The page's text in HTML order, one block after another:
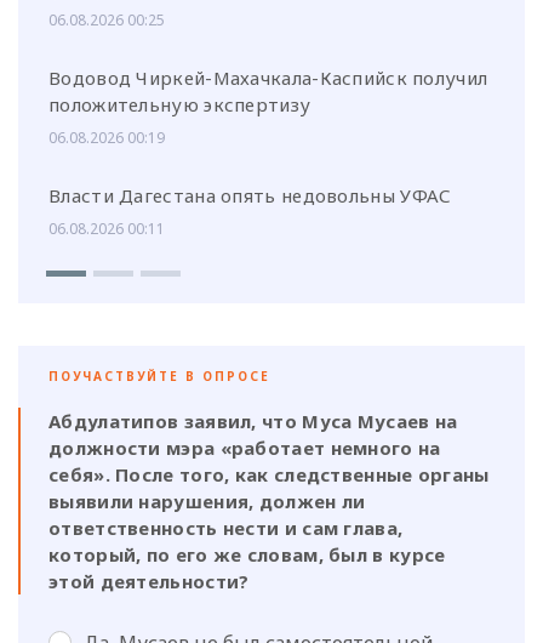
06.08.2026 00:25
Водовод Чиркей-Махачкала-Каспийск получил
положительную экспертизу
06.08.2026 00:19
Власти Дагестана опять недовольны УФАС
06.08.2026 00:11
ПОУЧАСТВУЙТЕ В ОПРОСЕ
Абдулатипов заявил, что Муса Мусаев на
должности мэра «работает немного на
себя». После того, как следственные органы
выявили нарушения, должен ли
ответственность нести и сам глава,
который, по его же словам, был в курсе
этой деятельности?